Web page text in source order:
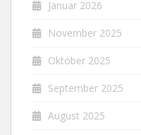
Januar 2026
November 2025
Oktober 2025
September 2025
August 2025